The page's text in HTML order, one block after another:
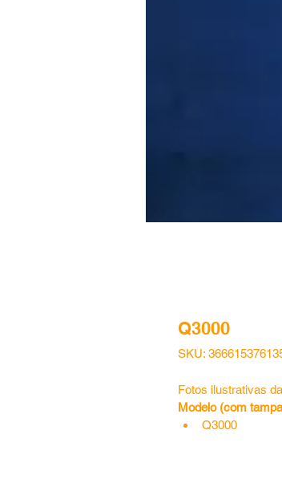
Q3000
SKU:
Fotos ilustrativas
Modelo (com
Q3000